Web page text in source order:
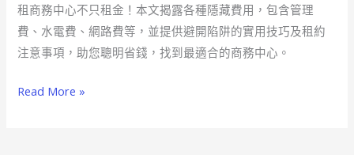
租商務中心不只租金！本文揭露各種隱藏費用，包含管理
費、水電費、網路費等，並提供避開陷阱的實用技巧及租約
注意事項，助您聰明省錢，找到最適合的商務中心。
隱
藏
費
大
Read More »